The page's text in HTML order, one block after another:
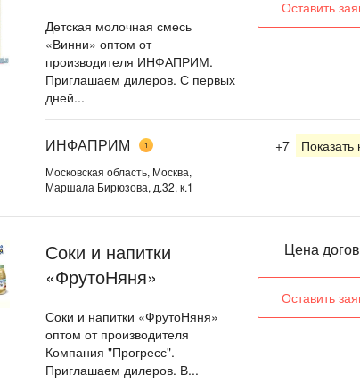
Детская молочная смесь
«Винни» оптом от
производителя ИНФАПРИМ.
Приглашаем дилеров. С первых
дней...
Оставить
ИНФАПРИМ 1
Московская область, Москва,
Маршала Бирюзова, д.32, к.1
+7
Соки и напитки
«ФрутоНяня»
Соки и напитки «ФрутоНяня»
оптом от производителя
Компания "Прогресс".
Приглашаем дилеров. В...
Цена
Оставить